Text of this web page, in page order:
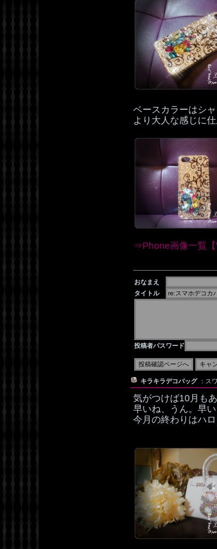
ベースカラーはシ
より大人な感じに
⇒Phone画像一覧
おなまえ
タイトル
投稿者パスワード
キラキラデコバッグ ：ス
気がつけば10月も
早いね、うん。早
今月の終わりはハ